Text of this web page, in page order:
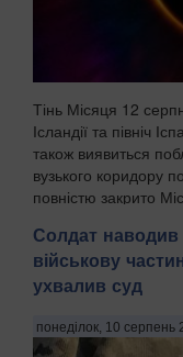
Тінь Місяця 12
Ісландії та північ
також виявиться
вузького коридору
повністю закрито
Солдат
військову
ухвалив суд
понеділок, 10 серпень